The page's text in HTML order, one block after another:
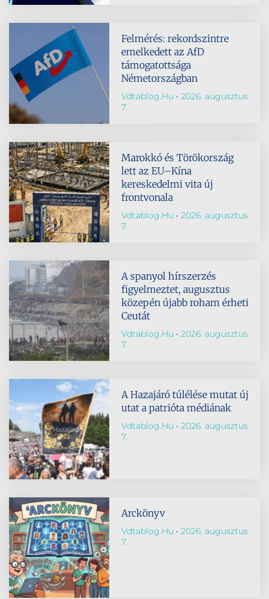
Felmérés: rekordszintre
emelkedett az AfD
támogatottsága
Németországban
Vdtablog.hu
2026. augusztus
7.
Marokkó és Törökország
lett az EU–Kína
kereskedelmi vita új
frontvonala
Vdtablog.hu
2026. augusztus
7.
A spanyol hírszerzés
figyelmeztet, augusztus
közepén újabb roham érheti
Ceutát
Vdtablog.hu
2026. augusztus
7.
A Hazajáró túlélése mutat új
utat a patrióta médiának
Vdtablog.hu
2026. augusztus
7.
Arckönyv
Vdtablog.hu
2026. augusztus
7.